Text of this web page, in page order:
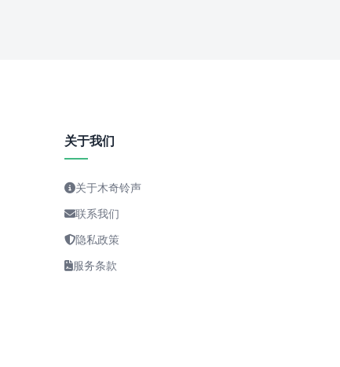
关于我们
关于木奇铃声
联系我们
隐私政策
服务条款